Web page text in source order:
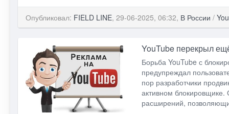
Опубликовал: FIELD LINE, 29-06-2025, 06:32, В России /
YouTube перекрыл
Борьба YouTube с
предупреждал
пор разработчики
активном блокировщике.
расширений,